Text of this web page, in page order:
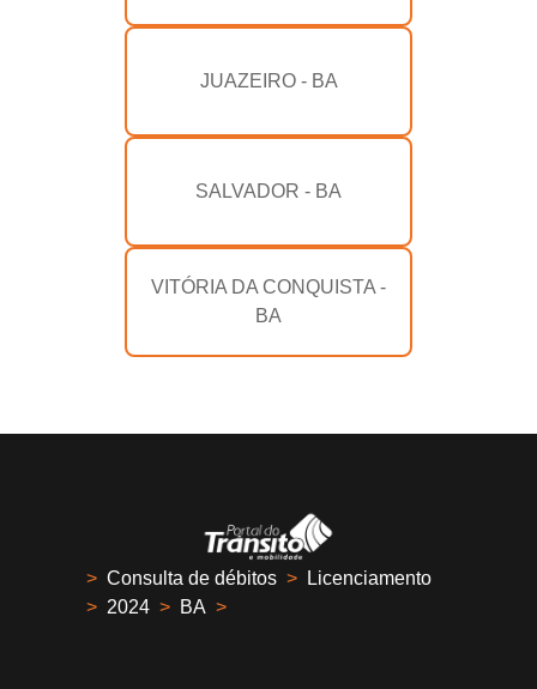
JUAZEIRO - BA
SALVADOR - BA
VITÓRIA DA CONQUISTA -
BA
> Consulta de débitos >
Licenciamento
> 2024 > BA >